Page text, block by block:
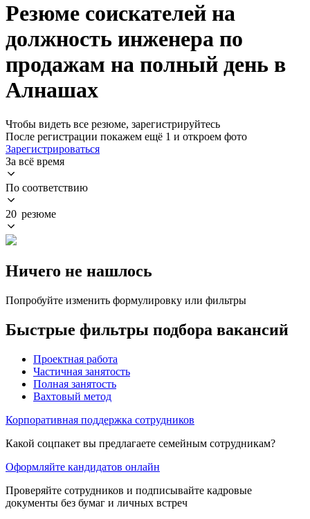
Резюме соискателей на
должность инженера по
продажам на полный день в
Алнашах
Чтобы видеть все резюме, зарегистрируйтесь
После регистрации покажем ещё 1 и откроем фото
Зарегистрироваться
За всё время
По соответствию
20 резюме
Ничего не нашлось
Попробуйте изменить формулировку или фильтры
Быстрые фильтры подбора вакансий
Проектная работа
Частичная занятость
Полная занятость
Вахтовый метод
Корпоративная поддержка сотрудников
Какой соцпакет вы предлагаете семейным сотрудникам?
Оформляйте кандидатов онлайн
Проверяйте сотрудников и подписывайте кадровые
документы без бумаг и личных встреч